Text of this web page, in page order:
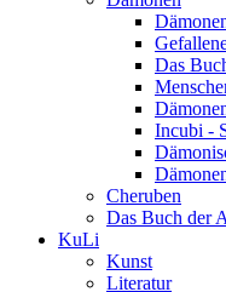
Das
Incubi -
Cheruben
Das Buch der
KuLi
Kunst
Literatur